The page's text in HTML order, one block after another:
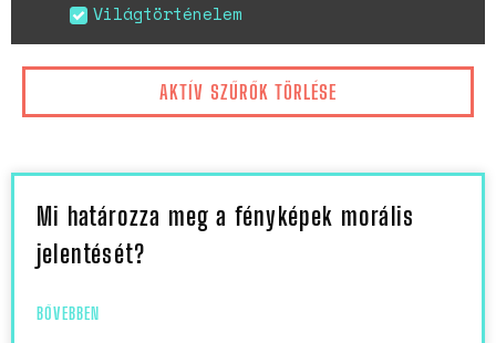
Világtörténelem
AKTÍV SZŰRŐK TÖRLÉSE
Mi határozza meg a fényképek morális
jelentését?
BŐVEBBEN